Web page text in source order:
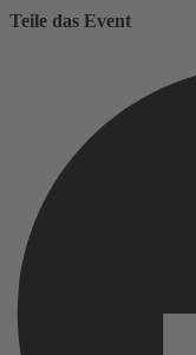
Teile das Event